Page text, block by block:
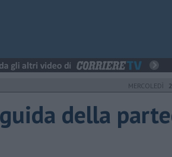
MERCOLEDÌ
della